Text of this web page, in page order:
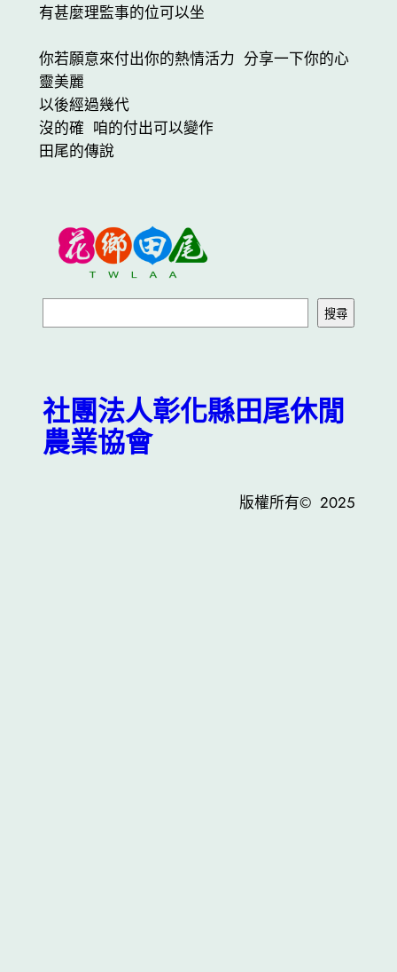
有甚麼理監事的位可以坐
你若願意來付出你的熱情活力 分享一下你的心
靈美麗
以後經過幾代
沒的確 咱的付出可以變作
田尾的傳說
尋
搜尋
社團法人彰化縣田尾休閒
農業協會
版權所有© 2025